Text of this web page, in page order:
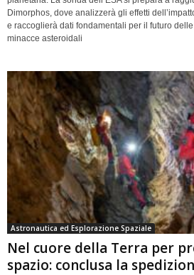
Dimorphos, dove analizzerà gli effetti
e raccoglierà dati fondamentali per il futuro
minacce asteroidali
Astronautica ed Esplorazione Spaziale
Nel cuore della Terra per
spazio: conclusa la